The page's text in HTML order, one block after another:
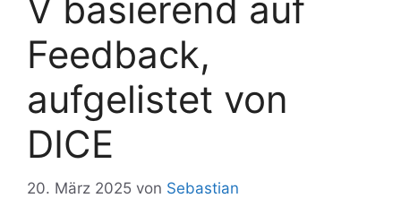
V basierend auf
Feedback,
aufgelistet von
DICE
20. März 2025 von Sebastian